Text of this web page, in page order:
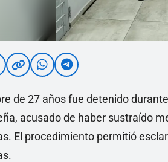
de 27 años fue detenido
acusado de haber sustraído
El procedimiento permitió